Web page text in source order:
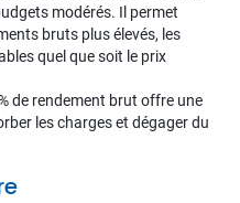
modérés. Il permet
bruts plus élevés, les
quel que soit le prix
de rendement brut offre une
les charges et dégager du